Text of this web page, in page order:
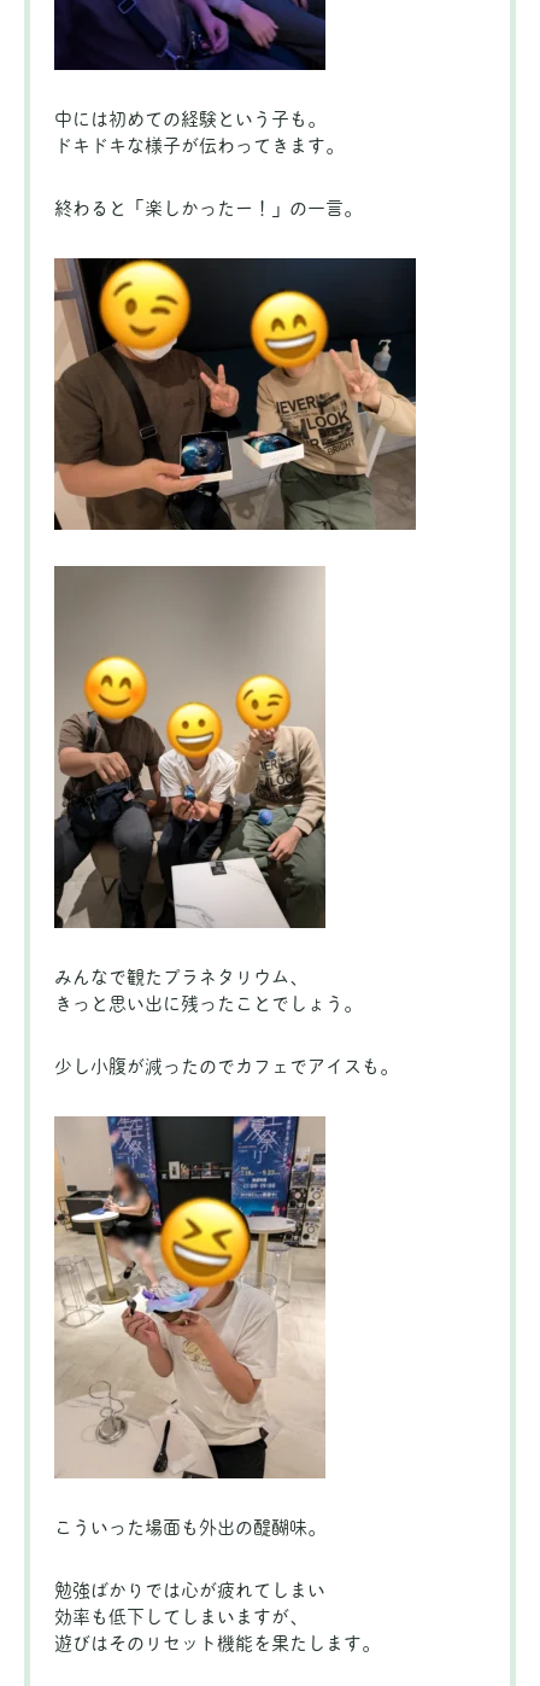
中には初めての経験という子も。
ドキドキな様子が伝わってきます。
終わると「楽しかったー！」の一言。
みんなで観たプラネタリウム、
きっと思い出に残ったことでしょう。
少し小腹が減ったのでカフェでアイスも。
こういった場面も外出の醍醐味。
勉強ばかりでは心が疲れてしまい
効率も低下してしまいますが、
遊びはそのリセット機能を果たします。